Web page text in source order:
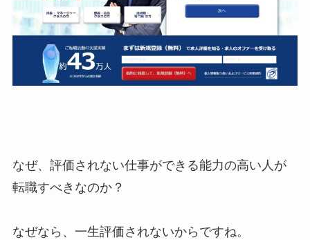
なぜ、評価されない仕事ができる能力の高い人が
転職すべきなのか？
なぜなら、一生評価されないからですね。